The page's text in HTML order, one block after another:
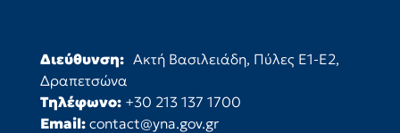
Διεύθυνση: Ακτή Βασιλειάδη, Πύλες Ε1-Ε2,
Δραπετσώνα
Τηλέφωνο: +30 213 137 1700
Email: contact@yna.gov.gr